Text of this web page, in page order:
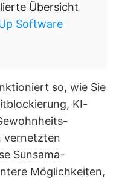
Übersicht
Software
so, wie Sie
KI-
vernetzten
Sunsama-
Möglichkeiten,